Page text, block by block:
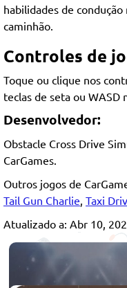
habilidades de
caminhão.
Controles de
Toque ou clique nos
teclas de seta ou WASD
Desenvolvedor:
Obstacle Cross Drive
CarGames.
Outros jogos de
Tail Gun Charlie Taxi
Atualizado a: Abr 10,